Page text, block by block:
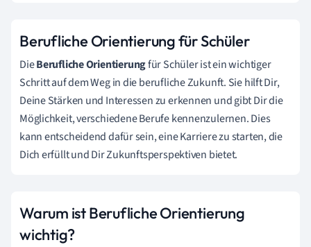
Berufliche Orientierung für Schüler
DieBerufliche Orientierungfür Schüler ist ein wichtiger
Schritt auf dem Weg in die berufliche Zukunft. Sie hilft Dir,
Deine Stärken und Interessen zu erkennen und gibt Dir die
Möglichkeit, verschiedene Berufe kennenzulernen. Dies
kann entscheidend dafür sein, eine Karriere zu starten, die
Dich erfüllt und Dir Zukunftsperspektiven bietet.
Warum ist Berufliche Orientierung
wichtig?